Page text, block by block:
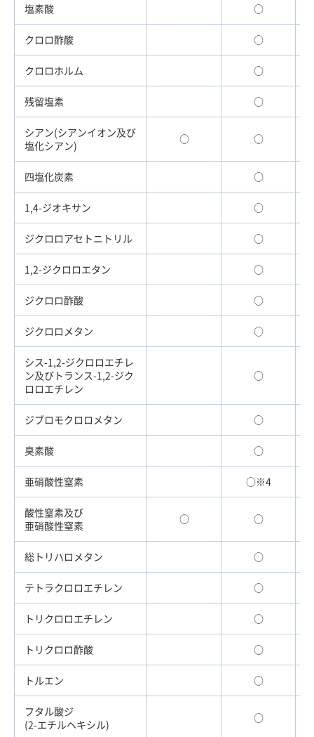
塩素酸 ○
クロロ酢酸 ○
クロロホルム ○
残留塩素 ○
シアン(シアンイオン及び
塩化シアン)
○ ○
四塩化炭素 ○
1,4-ジオキサン ○
ジクロロアセトニトリル ○
1,2-ジクロロエタン ○
ジクロロ酢酸 ○
ジクロロメタン ○
シス-1,2-ジクロロエチレ
ン及びトランス-1,2-ジク
ロロエチレン
○
ジブロモクロロメタン ○
臭素酸 ○
亜硝酸性窒素 ○※4
酸性窒素及び
亜硝酸性窒素
○ ○
総トリハロメタン ○
テトラクロロエチレン ○
トリクロロエチレン ○
トリクロロ酢酸 ○
トルエン ○
フタル酸ジ
(2-エチルヘキシル)
○